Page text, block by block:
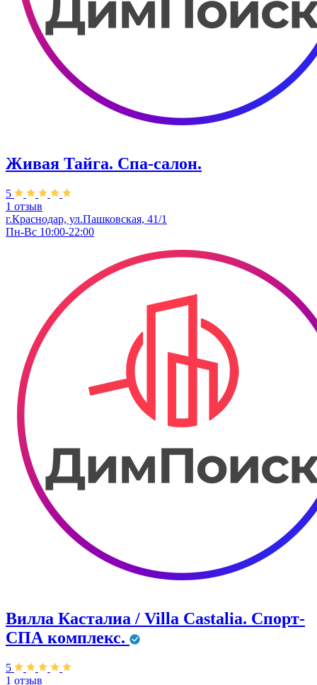
Живая Тайга. Спа-салон.
5
1 отзыв
г.Краснодар, ул.Пашковская, 41/1
Пн-Вс 10:00-22:00
Вилла Касталиа / Villa Castаlia. Спорт-
СПА комплекс.
5
1 отзыв